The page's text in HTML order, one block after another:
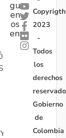
gu
en
os
en:
Copyrigth
2023
-
Todos
los
derechos
Gobierno
de
Colombia